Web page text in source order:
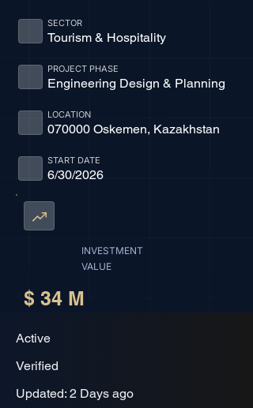
Tourism & Hospitality
SECTOR
Engineering Design & Planning
PROJECT PHASE
070000 Oskemen, Kazakhstan
LOCATION
6/30/2026
START DATE
INVESTMENT
VALUE
$ 34 M
Active
Verified
Updated: 2 Days ago